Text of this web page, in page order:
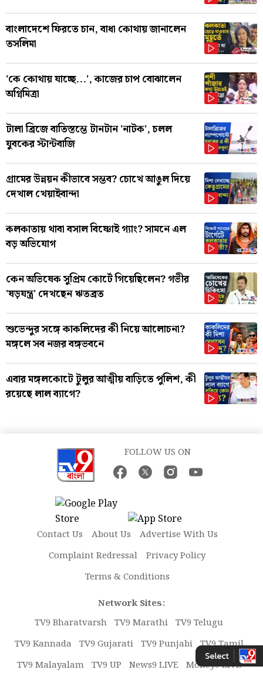
বাংলাদেশে ফিরতে চান, বাধা কোথায় জানালেন
তসলিমা
'কে কোথায় যাচ্ছে...', কাজের চাপ বোঝালেন
অগ্নিমিত্রা
টালা ব্রিজে বাতিস্তম্ভে টানটান 'নাটক', চলল
যুবকের স্টান্টবাজি
গ্রামের উন্নয়ন কীভাবে সম্ভব? চোখে আঙুল দিয়ে
দেখাল খেয়াইবান্দা
কলকাতায় থাবা বসাল বিষ্ণোই গ্যাং? সামনে এল
বড় অভিযোগ
কেন অভিষেক সুপ্রিম কোর্টে গিয়েছিলেন? গভীর
'ষড়যন্ত্র' দেখছেন ঋতব্রত
শুভেন্দুর সঙ্গে কাকলিদের কী নিয়ে আলোচনা?
মঙ্গলে সব নজর বঙ্গভবনে
এবার মঙ্গলকোটে টুলুর আত্মীয় বাড়িতে পুলিশ, কী
রয়েছে লাল ব্যাগে?
FOLLOW US ON
Contact Us About Us
Advertise With Us
Complaint Redressal
Privacy Policy
Terms & Conditions
Network Sites:
TV9 Bharatvarsh TV9 Marathi TV9 Telugu
TV9 Kannada TV9 Gujarati TV9 Punjabi TV9 Tamil
TV9 Malayalam TV9 UP News9 LIVE Money9 LIVE